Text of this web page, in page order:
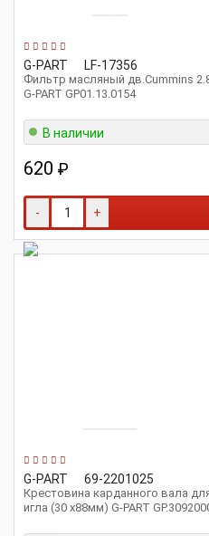
G-PART LF-17356
Фильтр масляный дв.Cummins
G-PART GP01.13.0154
В наличии
620 ₽
- +
G-PART 69-2201025
Крестовина карданного вала
игла (30 x88мм) G-PART